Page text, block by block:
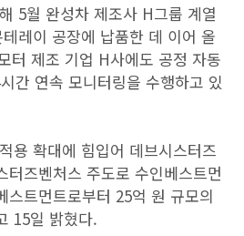
5월 완성차 제조사 H그룹 계열
레이 공장에 납품한 데 이어 올
터 제조 기업 H사에도 공정 자동
간 연속 모니터링을 수행하고 있
용 확대에 힘입어 데브시스터즈
터즈벤처스 주도로 수인베스트먼
스트먼트로부터 25억 원 규모의
15일 밝혔다.